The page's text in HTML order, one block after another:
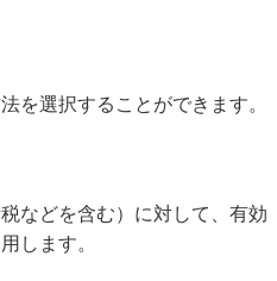
を選択することができます。
などを含む）に対して、有効
します。